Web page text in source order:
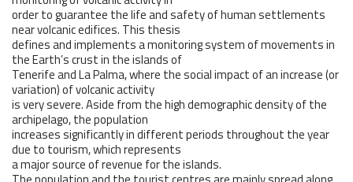
order to guarantee the life and safety of human settlements
near volcanic edifices. This thesis
defines and implements a monitoring system of movements in
the Earth’s crust in the islands of
Tenerife and La Palma, where the social impact of an increase (or
variation) of volcanic activity
is very severe. Aside from the high demographic density of the
archipelago, the population
increases significantly in different periods throughout the year
due to tourism, which represents
a major source of revenue for the islands.